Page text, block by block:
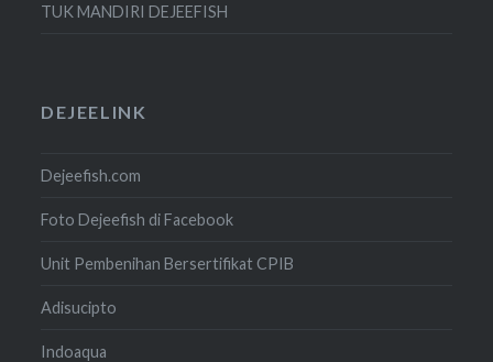
TUK MANDIRI DEJEEFISH
DEJEELINK
Dejeefish.com
Foto Dejeefish di Facebook
Unit Pembenihan Bersertifikat CPIB
Adisucipto
Indoaqua